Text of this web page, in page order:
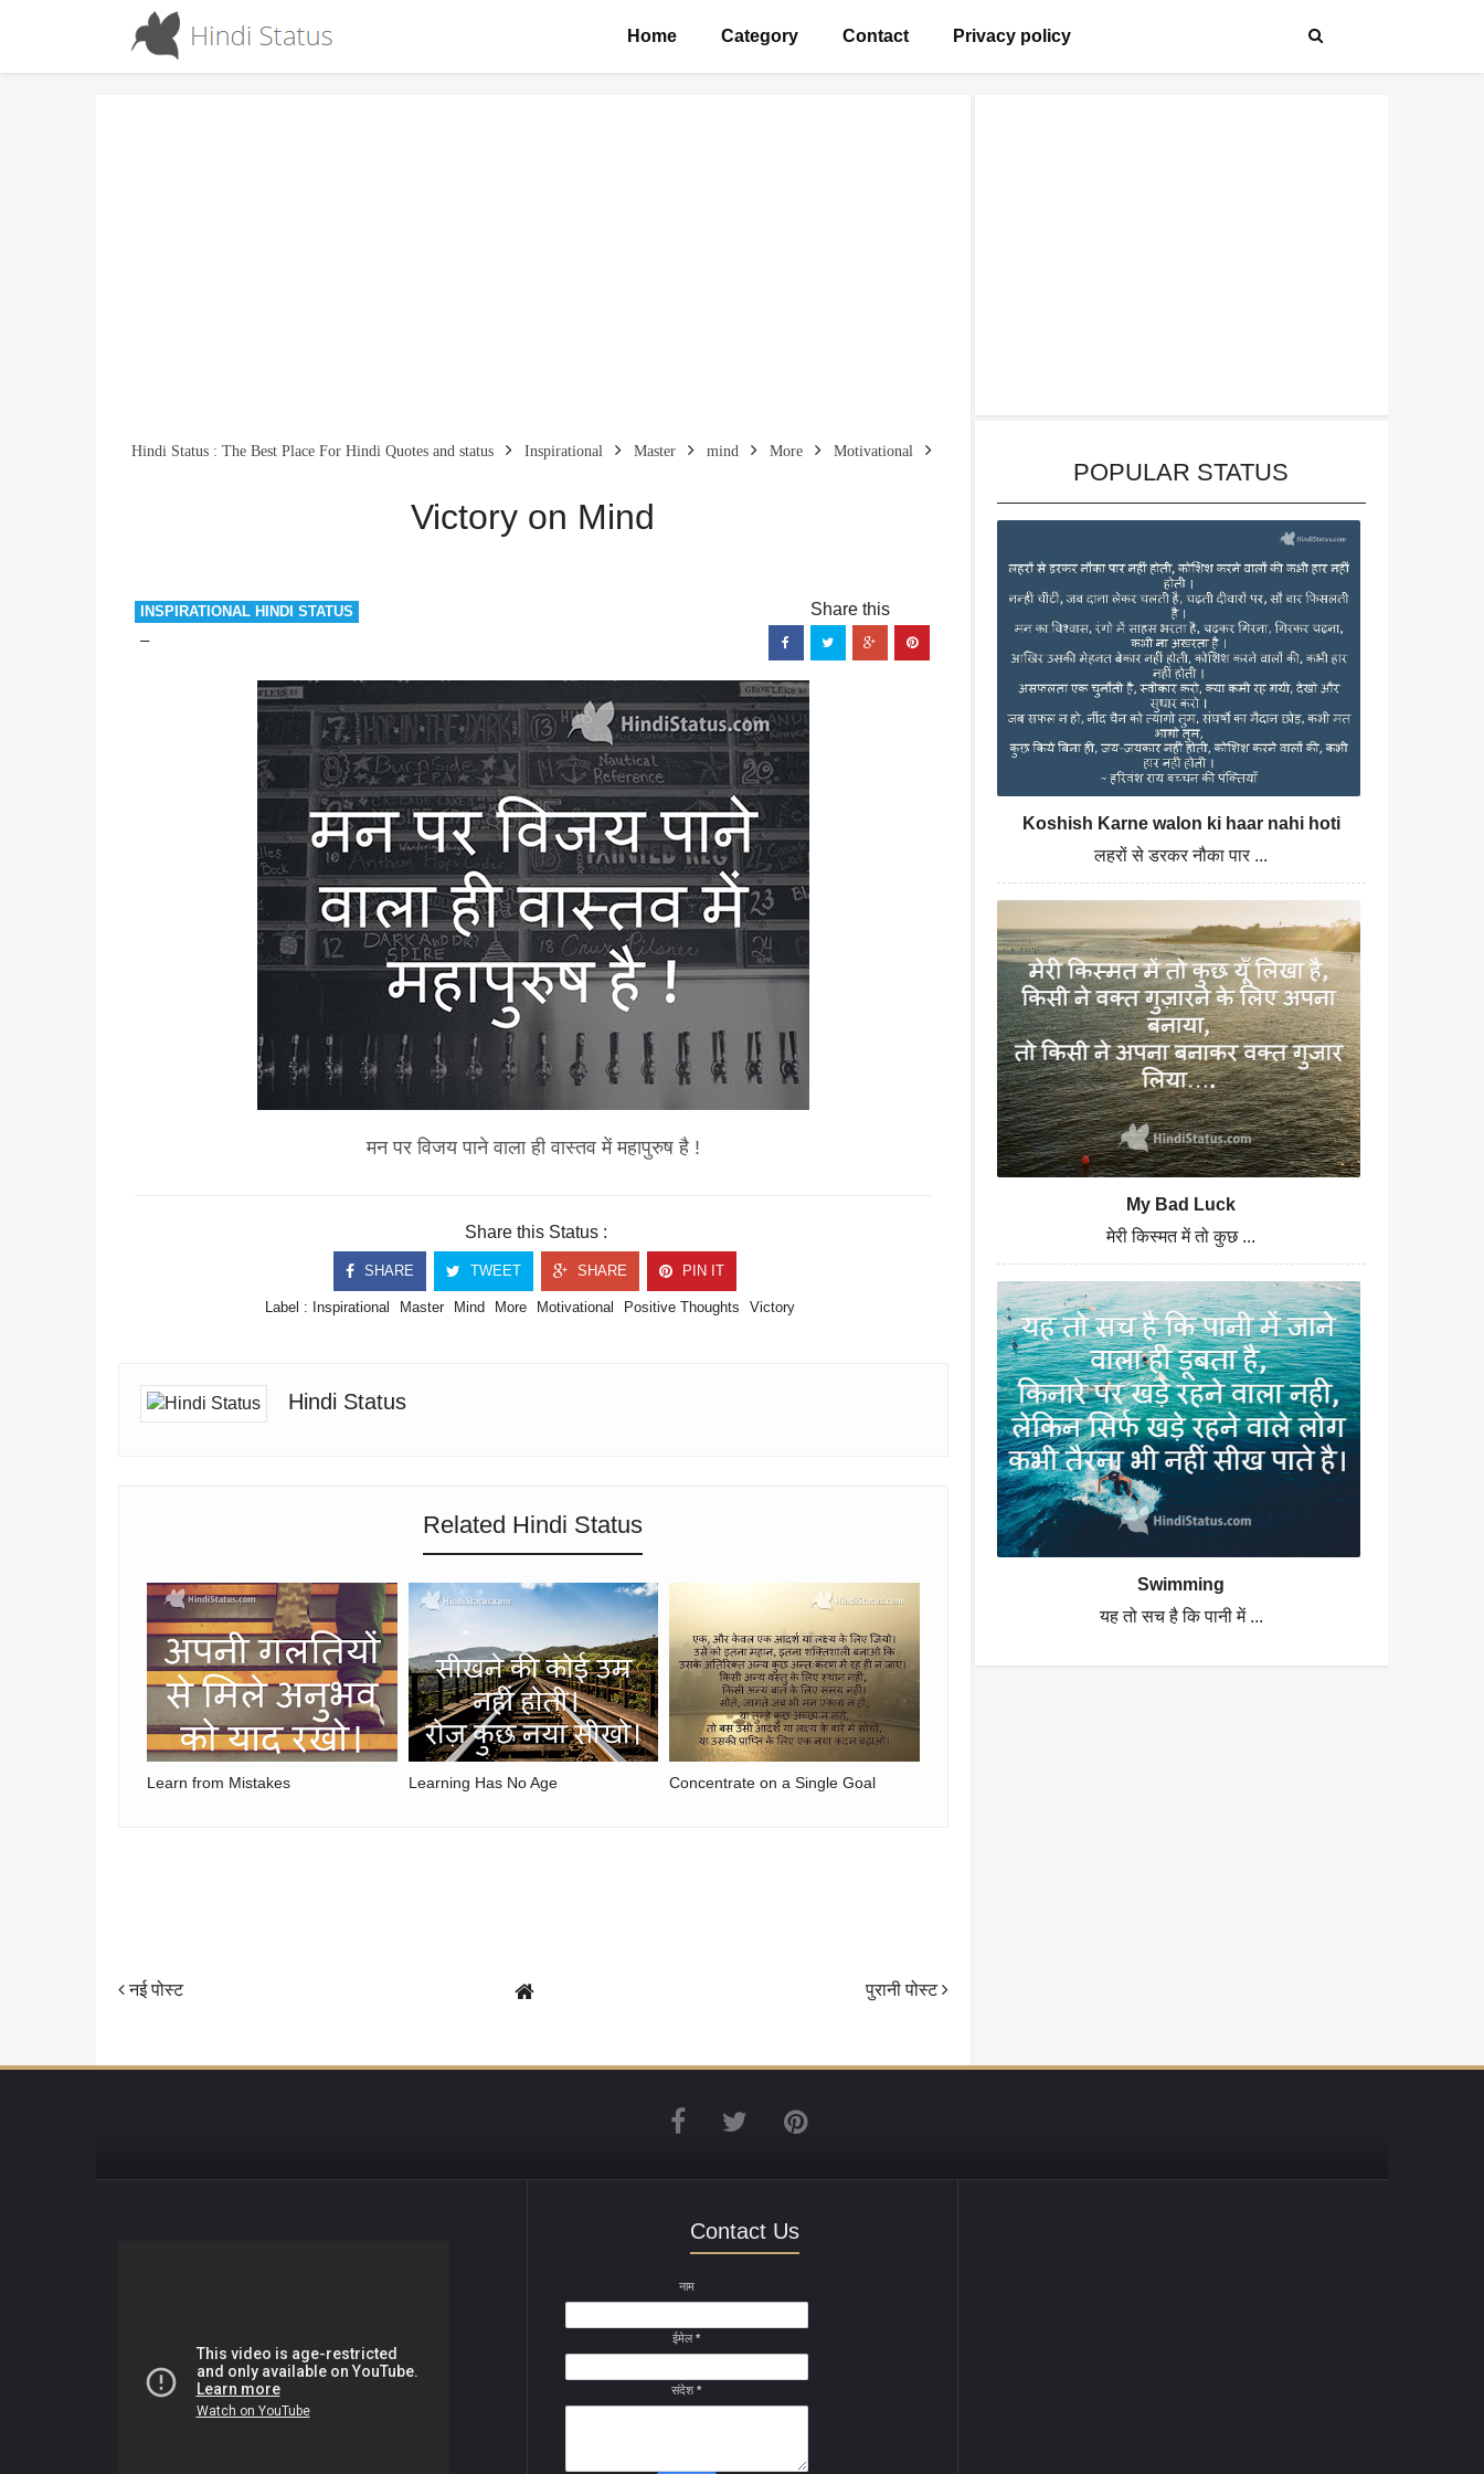
Home Category Contact Privacy policy
Hindi Status : The Best Place For Hindi Quotes and status Inspirational Master mind More Motivational
Victory on MindVictory on Mind
INSPIRATIONAL HINDI STATUS
मन पर विजय पाने वाला ही वास्तव में महापुरुष है !
Share this Status :
SHARE TWEET SHARE PIN IT
Label : Inspirational Master Mind More Motivational Positive Thoughts Victory
Hindi Status
Related Hindi Status
Learn from Mistakes Learning Has No Age Concentrate on a Single Goal
नई पोस्ट पुरानी पोस्ट
POPULAR STATUS
Koshish Karne walon ki haar nahi hoti
लहरों से डरकर नौका पार ...
My Bad Luck
मेरी किस्मत में तो कुछ ...
Swimming
यह तो सच है कि पानी में ...
Contact Us
नाम
ईमेल*
संदेश*